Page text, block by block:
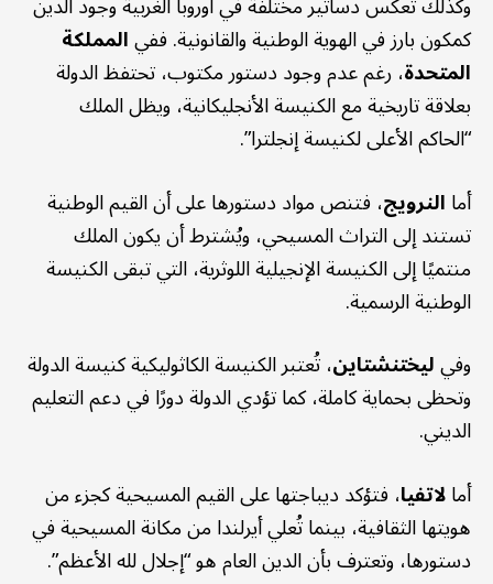
كمكون بارز في الهوية الوطنية والقانونية. ففيالمملكة
المتحدة، رغم عدم وجود دستور مكتوب، تحتفظ الدولة
بعلاقة تاريخية مع الكنيسة الأنجليكانية، ويظل الملك
“الحاكم الأعلى لكنيسة إنجلترا”.
أماالنرويج، فتنص مواد دستورها على أن القيم الوطنية
تستند إلى التراث المسيحي، ويُشترط أن يكون الملك
منتميًا إلى الكنيسة الإنجيلية اللوثرية، التي تبقى الكنيسة
الوطنية الرسمية.
وفيليختنشتاين، تُعتبر الكنيسة الكاثوليكية كنيسة الدولة
وتحظى بحماية كاملة، كما تؤدي الدولة دورًا في دعم التعليم
الديني.
أمالاتفيا، فتؤكد ديباجتها على القيم المسيحية كجزء من
هويتها الثقافية، بينما تُعلي أيرلندا من مكانة المسيحية في
دستورها، وتعترف بأن الدين العام هو “إجلال لله الأعظم”.